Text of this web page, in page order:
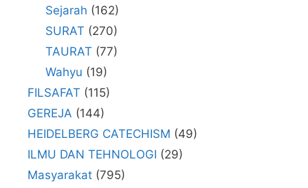
Sejarah (162)
SURAT (270)
TAURAT (77)
Wahyu (19)
FILSAFAT (115)
GEREJA (144)
HEIDELBERG CATECHISM (49)
ILMU DAN TEHNOLOGI (29)
Masyarakat (795)